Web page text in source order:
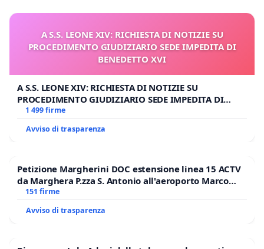
tutti i fatti sopra elencati.
Vorremmo anche sapere,secondo quale criterio
spirituale, diplomatico e comunicativo è stato da
Voi deciso di organizzare questo incontro con Sua
Santità.
RingraziandoVi per la cortese attenzione, e certi di
una Vostra risposta, porgiamo deferenti saluti.
A S.S. LEONE XIV: RICHIESTA DI NOTIZIE SU
PROCEDIMENTO GIUDIZIARIO SEDE IMPEDITA DI
BENEDETTO XVI
A S.S. LEONE XIV: RICHIESTA DI NOTIZIE SU
PROCEDIMENTO GIUDIZIARIO SEDE IMPEDITA DI
BENEDETTO XVI
1 499 firme
Avviso di trasparenza
Petizione Margherini DOC estensione linea 15 ACTV
da Marghera P.zza S. Antonio all'aeroporto Marco
Polo tariffa a € 1,50
151 firme
Avviso di trasparenza